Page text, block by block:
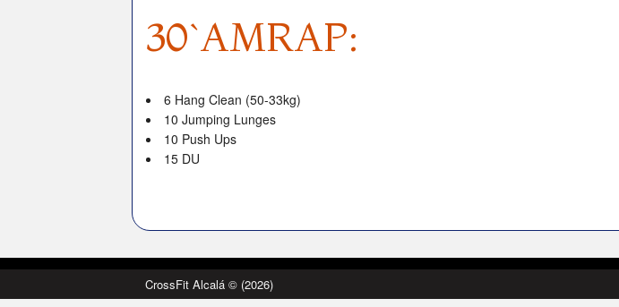
30`AMRAP:
6 Hang Clean (50-33kg)
10 Jumping Lunges
10 Push Ups
15 DU
CrossFit Alcalá © (2026)